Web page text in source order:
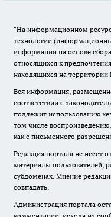
"На информационном
технологии
информации на основе
относящихся к
находящихся на
Вся информация,
соответствии с
подлежит использованию
том числе
как с письменного
Редакция портала не несет
материалы пользователей,
субдоменах. Мнение
совпадать.
Администрация портала